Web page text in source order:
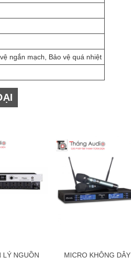
ngắn mạch, Bảo vệ quá nhiệt
LÝ NGUỒN
MICRO KHÔNG DÂY